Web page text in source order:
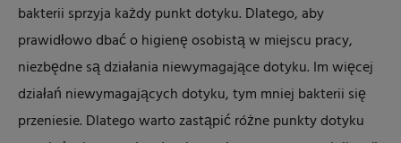
bakterii sprzyja każdy punkt dotyku. Dlatego, aby
prawidłowo dbać o higienę osobistą w miejscu pracy,
niezbędne są działania niewymagające dotyku. Im więcej
działań niewymagających dotyku, tym mniej bakterii się
przeniesie. Dlatego warto zastąpić różne punkty dotyku